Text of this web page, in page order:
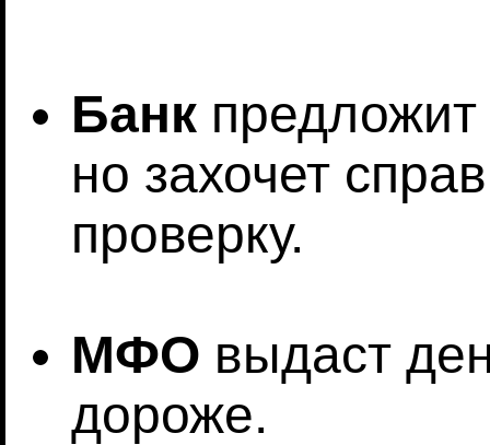
Банк
но захочет
проверку.
МФО выдаст
дороже.